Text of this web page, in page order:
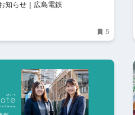
知らせ｜広島電鉄
5